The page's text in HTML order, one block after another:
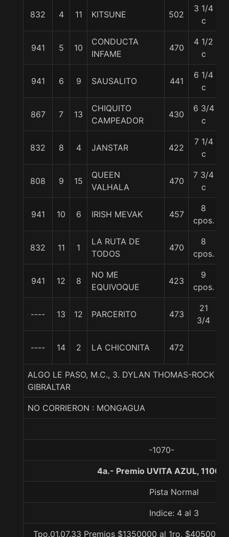
832 4 11 KITSUNE 502
3 1/4
c
941 5 10
CONDUCTA
INFAME
470
4 1/2
c
941 6 9 SAUSALITO 441
6 1/4
c
867 7 13
CHIQUITO
CAMPEADOR
430
6 3/4
c
832 8 4 JANSTAR 422
7 1/4
c
808 9 15
QUEEN
VALHALA
470
7 3/4
c
941 10 6 IRISH MEVAK 457
8
cpos.
832 11 1
LA RUTA DE
TODOS
470
8
cpos.
941 12 8
NO ME
EQUIVOQUE
423
9
cpos.
---- 13 12 PARCERITO 473
21
3/4
---- 14 2 LA CHICONITA 472
ALGO LE PASO, M.C., 3. DYLAN THOMAS-ROCK
GIBRALTAR
NO CORRIERON : MONGAGUA
-1070-
4a.- Premio UVITA AZUL, 1100
Pista Normal
Indice: 4 al 3
Tpo.01.07.33 Premios $1350000 al 1ro, $405000